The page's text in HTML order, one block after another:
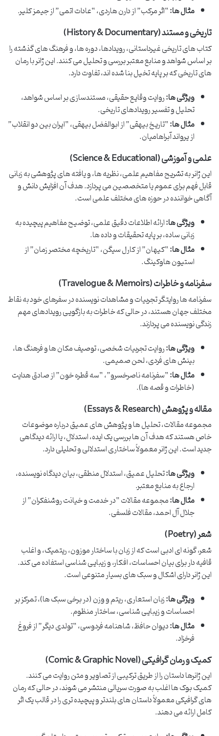
مثال ها:“اثر مرکب” از دارن هاردی، “عادات اتمی” از جیمز کلیر.
تاریخی و مستند (History & Documentary)
کتاب های تاریخی غیرداستانی، رویدادها، دوره ها، و فرهنگ های گذشته را
بر اساس شواهد و منابع معتبر بررسی و تحلیل می کنند. این ژانر با رمان
های تاریخی که بر پایه تخیل بنا شده اند، تفاوت دارد.
ویژگی ها:روایت وقایع حقیقی، مستندسازی بر اساس شواهد،
تحلیل و تفسیر رویدادهای تاریخی.
مثال ها:“تاریخ بیهقی” از ابوالفضل بیهقی، “ایران بین دو انقلاب”
از یرواند آبراهامیان.
علمی و آموزشی (Science & Educational)
این ژانر به تشریح مفاهیم علمی، نظریه ها، و یافته های پژوهشی به زبانی
قابل فهم برای عموم یا متخصصین می پردازد. هدف آن افزایش دانش و
آگاهی خواننده در حوزه های مختلف علمی است.
ویژگی ها:ارائه اطلاعات دقیق علمی، توضیح مفاهیم پیچیده به
زبانی ساده، بر پایه تحقیقات و داده ها.
مثال ها:“کیهان” از کارل سیگن، “تاریخچه مختصر زمان” از
استیون هاوکینگ.
سفرنامه و خاطرات (Travelogue & Memoirs)
سفرنامه ها روایتگر تجربیات و مشاهدات نویسنده در سفرهای خود به نقاط
مختلف جهان هستند، در حالی که خاطرات به بازگویی رویدادهای مهم
زندگی نویسنده می پردازند.
ویژگی ها:روایت تجربیات شخصی، توصیف مکان ها و فرهنگ ها،
بینش های فردی، لحن صمیمی.
مثال ها:“سفرنامه ناصرخسرو”، “سه قطره خون” از صادق هدایت
(خاطرات و قصه ها).
مقاله و پژوهش (Essays & Research)
مجموعه مقالات، تحلیل ها و پژوهش های عمیق درباره موضوعات
خاص هستند که هدف آن ها بررسی یک ایده، استدلال، یا ارائه دیدگاهی
جدید است. این ژانر معمولاً ساختاری استدلالی و تحلیلی دارد.
ویژگی ها:تحلیل عمیق، استدلال منطقی، بیان دیدگاه نویسنده،
ارجاع به منابع معتبر.
مثال ها:مجموعه مقالات “در خدمت و خیانت روشنفکران” از
جلال آل احمد، مقالات فلسفی.
شعر (Poetry)
شعر، گونه ای ادبی است که از زبان با ساختار موزون، ریتمیک، و اغلب
قافیه دار برای بیان احساسات، افکار، و زیبایی شناسی استفاده می کند.
این ژانر دارای اشکال و سبک های بسیار متنوعی است.
ویژگی ها:زبان استعاری، ریتم و وزن (در برخی سبک ها)، تمرکز بر
احساسات و زیبایی شناسی، ساختار منظوم.
مثال ها:دیوان حافظ، شاهنامه فردوسی، “تولدی دیگر” از فروغ
فرخزاد.
کمیک و رمان گرافیکی (Comic & Graphic Novel)
این ژانرها داستان را از طریق ترکیبی از تصاویر و متن روایت می کنند.
کمیک بوک ها اغلب به صورت سریالی منتشر می شوند، در حالی که رمان
های گرافیکی معمولاً داستان های بلندتر و پیچیده تری را در قالب یک اثر
کامل ارائه می دهند.